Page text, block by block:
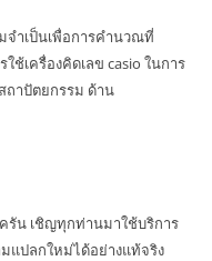
ำเป็นเพื่อการคำนวณที่
ช้เครื่องคิดเลข casio ในการ
ถาปัตยกรรม ด้าน
รัน เชิญทุกท่านมาใช้บริการ
แปลกใหม่ได้อย่างแท้จริง